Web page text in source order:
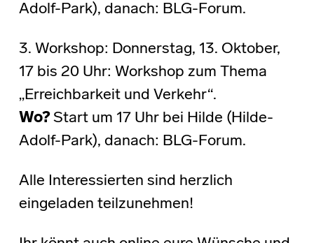
Adolf-Park), danach: BLG-Forum.
3. Workshop: Donnerstag, 13. Oktober,
17 bis 20 Uhr: Workshop zum Thema
„Erreichbarkeit und Verkehr“.
Wo?Start um 17 Uhr bei Hilde (Hilde-
Adolf-Park), danach: BLG-Forum.
Alle Interessierten sind herzlich
eingeladen teilzunehmen!